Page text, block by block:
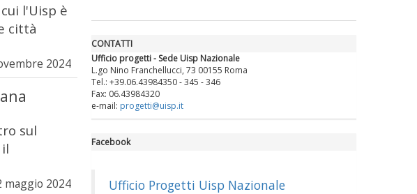
l'Uisp è
città
2024
sul
maggio 2024
prosegue anche in estate
CONTATTI
Ufficio progetti - Sede Uisp Nazionale
L.go Nino Franchellucci, 73 00155 Roma
Tel.: +39.06.43984350 - 345 - 346
Fax: 06.43984320
e-mail: progetti@uisp.it
Facebook
Ufficio Progetti Uisp Nazionale